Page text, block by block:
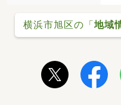
横浜市旭区の「地域